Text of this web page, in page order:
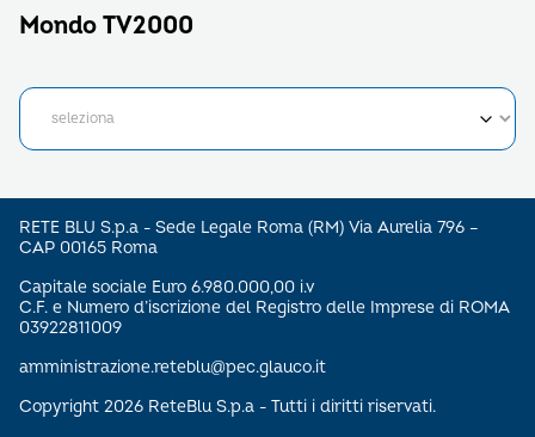
Mondo TV2000
RETE BLU S.p.a - Sede Legale Roma (RM) Via Aurelia 796 –
CAP 00165 Roma
Capitale sociale Euro 6.980.000,00 i.v
C.F. e Numero d’iscrizione del Registro delle Imprese di ROMA
03922811009
amministrazione.reteblu@pec.glauco.it
Copyright 2026 ReteBlu S.p.a - Tutti i diritti riservati.